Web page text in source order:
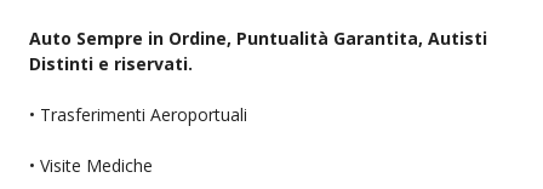
Auto Sempre in Ordine, Puntualità Garantita, Autisti
Distinti e riservati.
• Trasferimenti Aeroportuali
• Visite Mediche